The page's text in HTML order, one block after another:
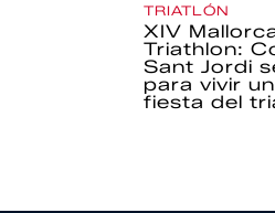
TRIATLÓN
XIV
Triathlon:
Sant Jordi
para vivir
fiesta del